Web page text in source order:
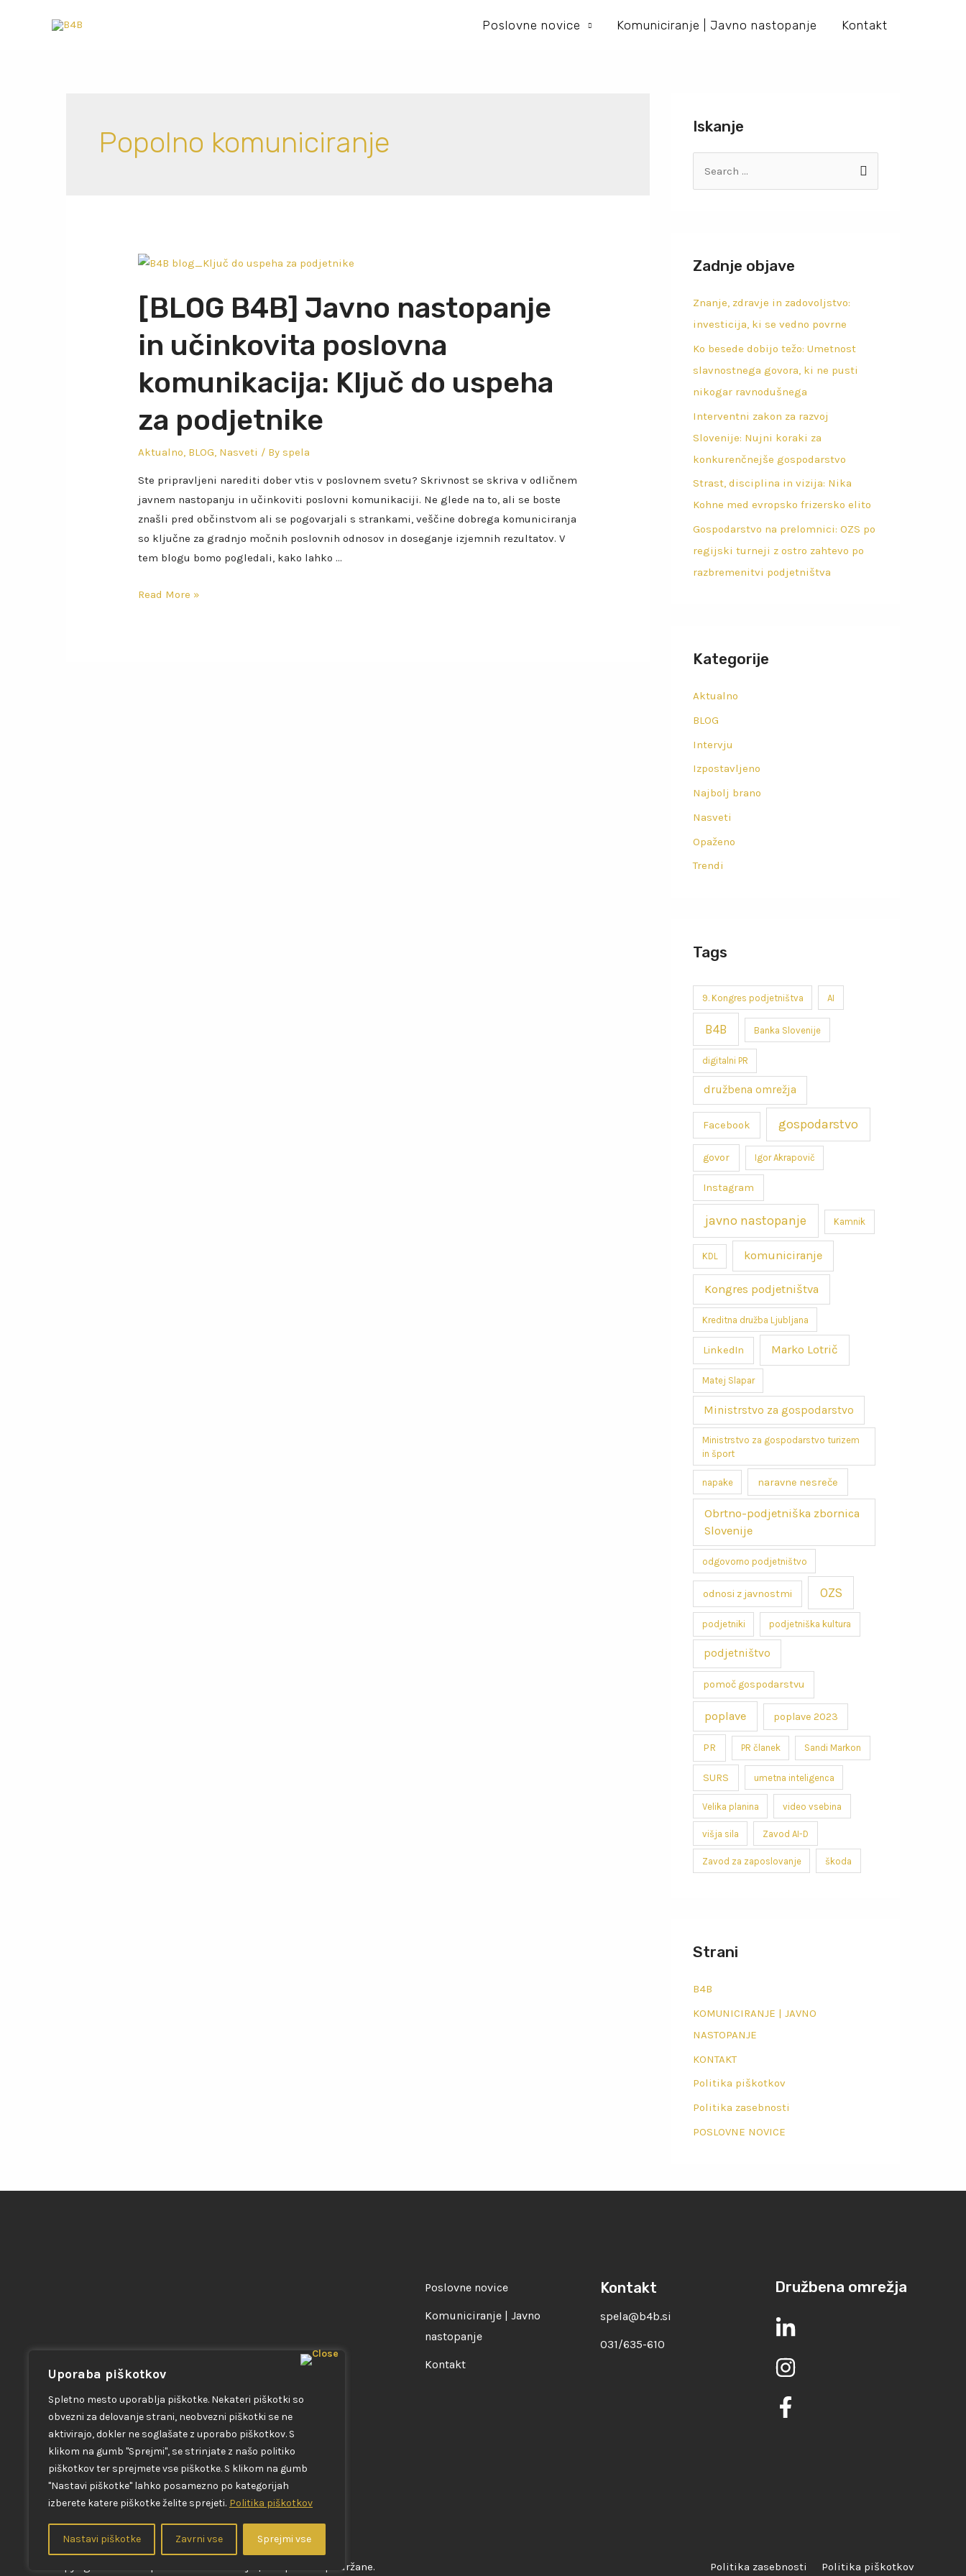
Uporaba piškotkov
Spletno mesto uporablja piškotke. Nekateri piškotki so
obvezni za delovanje strani, neobvezni piškotki se ne
aktivirajo, dokler ne soglašate z uporabo piškotkov. S
klikom na gumb "Sprejmi", se strinjate z našo politiko
piškotkov ter sprejmete vse piškotke. S klikom na gumb
"Nastavi piškotke" lahko posamezno po kategorijah
izberete katere piškotke želite sprejeti. Politika piškotkov
Nastavi piškotke Zavrni vse Sprejmi vse
Poslovne novice Komuniciranje | Javno nastopanje Kontakt
Popolno komuniciranje
[BLOG B4B] Javno nastopanje
in učinkovita poslovna
komunikacija: Ključ do uspeha
za podjetnike
Aktualno BLOG Nasveti / By spela
Ste pripravljeni narediti dober vtis v poslovnem svetu? Skrivnost se skriva v odličnem
javnem nastopanju in učinkoviti poslovni komunikaciji. Ne glede na to, ali se boste
znašli pred občinstvom ali se pogovarjali s strankami, veščine dobrega komuniciranja
so ključne za gradnjo močnih poslovnih odnosov in doseganje izjemnih rezultatov. V
tem blogu bomo pogledali, kako lahko …
Read More »
Iskanje
Zadnje objave
Znanje, zdravje in zadovoljstvo:
investicija, ki se vedno povrne
Ko besede dobijo težo: Umetnost
slavnostnega govora, ki ne pusti
nikogar ravnodušnega
Interventni zakon za razvoj
Slovenije: Nujni koraki za
konkurenčnejše gospodarstvo
Strast, disciplina in vizija: Nika
Kohne med evropsko frizersko elito
Gospodarstvo na prelomnici: OZS po
regijski turneji z ostro zahtevo po
razbremenitvi podjetništva
Kategorije
Aktualno
BLOG
Intervju
Izpostavljeno
Najbolj brano
Nasveti
Opaženo
Trendi
Tags
9. Kongres podjetništva AI
B4B Banka Slovenije
digitalni PR
družbena omrežja
Facebook gospodarstvo
govor Igor Akrapovič
Instagram
javno nastopanje Kamnik
KDL komuniciranje
Kongres podjetništva
Kreditna družba Ljubljana
LinkedIn Marko Lotrič
Matej Slapar
Ministrstvo za gospodarstvo
Ministrstvo za gospodarstvo turizem
in šport
napake naravne nesreče
Obrtno-podjetniška zbornica
Slovenije
odgovorno podjetništvo
odnosi z javnostmi OZS
podjetniki podjetniška kultura
podjetništvo
pomoč gospodarstvu
poplave poplave 2023
PR PR članek Sandi Markon
SURS umetna inteligenca
Velika planina video vsebina
višja sila Zavod AI-D
Zavod za zaposlovanje škoda
Strani
B4B
KOMUNICIRANJE | JAVNO
NASTOPANJE
KONTAKT
Politika piškotkov
Politika zasebnosti
POSLOVNE NOVICE
Izstopite iz povprečja, bodite najboljša različica sebe!
Poslovne novice
Komuniciranje | Javno
nastopanje
Kontakt
Kontakt
spela@b4b.si
031/635-610
Družbena omrežja
Copyright © B4B Popolno komuniciranje | Vse pravice pridržane. Politika zasebnosti Politika piškotkov